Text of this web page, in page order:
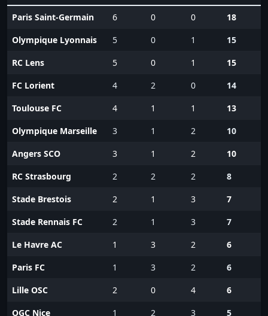
Paris Saint-Germain 6 0 0
18
Olympique Lyonnais
5 0 1
15
RC Lens
5 0 1
15
FC Lorient
4 2 0
14
Toulouse FC
4 1 1
13
Olympique Marseille
3 1 2
10
Angers SCO
3 1 2
10
RC Strasbourg
2 2 2
8
Stade Brestois
2 1 3
7
Stade Rennais FC
2 1 3
7
Le Havre AC
1 3 2
6
Paris FC
1 3 2
6
Lille OSC
2 0 4
6
OGC Nice
1 2 3
5